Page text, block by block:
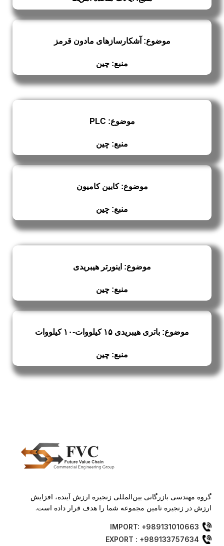
موضوع: آشکارسازهای مادون قرمز
منبع: چین
موضوع: PLC
منبع: چین
موضوع: کابین کامیون
منبع: چین
موضوع: اینورتر هیبریدی
منبع: چین
موضوع: باتری هیبریدی ۱۵ کیلووات-۱۰ کیلووات
منبع: چین
گروه مهندسی بازرگانی بین‌المللی زنجیره ارزش آینده، افزایش
ارزش در زنجیره تامین مجموعه شما را هدف قرار داده است.
IMPORT: +989131010663
EXPORT : +989133757634